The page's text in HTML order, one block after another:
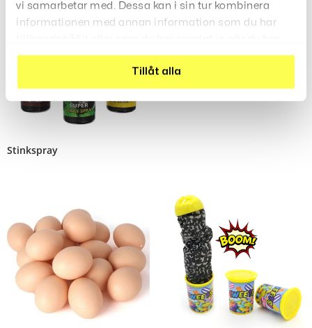
vi samarbetar med. Dessa kan i sin tur kombinera
informationen med annan information som du har
använt deras tjänster.
Tillåt alla
Stinkspray
Uno